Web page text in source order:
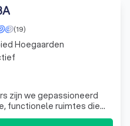
(19)
zijn we gepassioneerd
functionele ruimtes die
huis. Wij bieden keukens
Hoegaarden